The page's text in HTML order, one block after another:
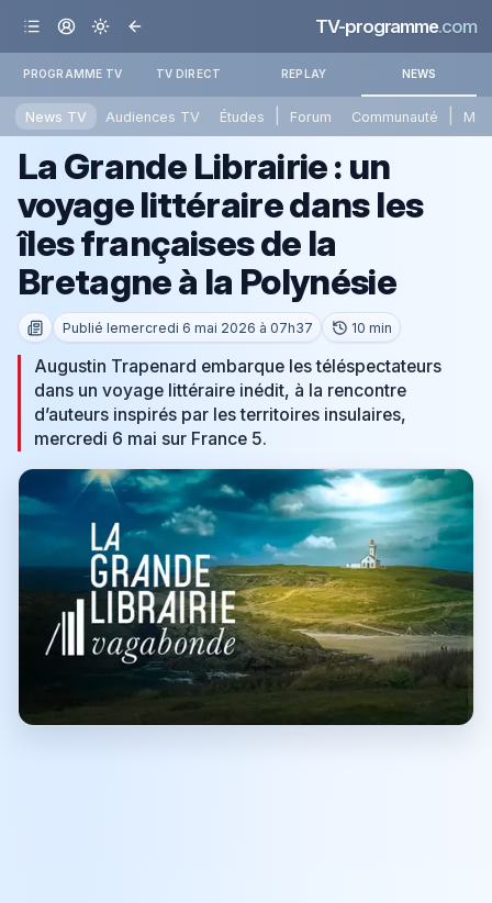
TV-programme.com
PROGRAMME TV TV DIRECT REPLAY NEWS
News TV Audiences TV Études Forum Communauté
La Grande Librairie : un
voyage littéraire dans les
îles françaises de la
Bretagne à la Polynésie
Publié lemercredi 6 mai 2026 à 07h37 10 min
Augustin Trapenard embarque les téléspectateurs
dans un voyage littéraire inédit, à la rencontre
d’auteurs inspirés par les territoires insulaires,
mercredi 6 mai sur France 5.